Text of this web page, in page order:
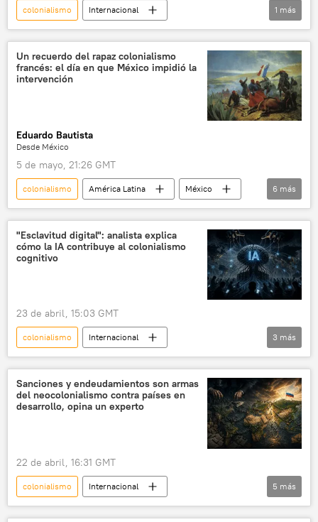
colonialismo
Internacional
sistema colonial
neocolonialismo
1 más
Un recuerdo del rapaz colonialismo
francés: el día en que México impidió la
intervención
Eduardo Bautista
Desde México
5 de mayo, 21:26 GMT
colonialismo América Latina
México
💬 Opinión y Análisis
Ejército de México
Claudia Sheinbaum
Francia
sociedad
neocolonialismo
6 más
"Esclavitud digital": analista explica
cómo la IA contribuye al colonialismo
cognitivo
23 de abril, 15:03 GMT
colonialismo
Internacional
💬 Opinión y Análisis
inteligencia artificial
neocolonialismo
3 más
Sanciones y endeudamientos son armas
del neocolonialismo contra países en
desarrollo, opina un experto
22 de abril, 16:31 GMT
colonialismo
Internacional
💬 Opinión y Análisis
Rusia
5 más